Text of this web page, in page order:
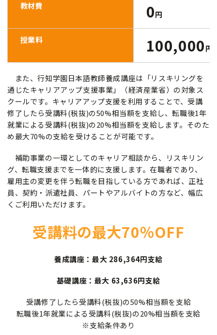
教材費 0円
授業料 100,000円
また、行知学園日本語教師養成講座は「リスキリングを
通じたキャリアアップ支援事業」（経済産業省）の対象ス
クールです。キャリアアップ支援を利用することで、受講
修了したら受講料(税抜)の50%相当額を支給し、転職後1年
就業による受講料(税抜)の20%相当額を支給します。そのた
め最大70%の支給を受けることが可能です。
補助事業の一環としてのキャリア相談から、リスキリン
グ、転職支援までを一体的に支援します。在職者であり、
雇用主の変更を伴う転職を目指している方であれば、正社
員、契約・派遣社員、パートやアルバイトの方など、幅広
くご利用いただけます。
受講料の最大70％OFF
養成講座：最大 286,364円支給
基礎講座：最大 63,636円支給
受講修了したら受講料(税抜)の50%相当額を支給
転職後1年就業による受講料(税抜)の20%相当額を支給
※支給条件あり